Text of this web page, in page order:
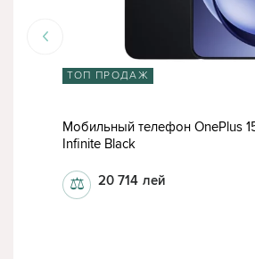
ТОП ПРОДАЖ
Мобильный телефон OnePlus
Infinite Black
20 714 лей
⚖